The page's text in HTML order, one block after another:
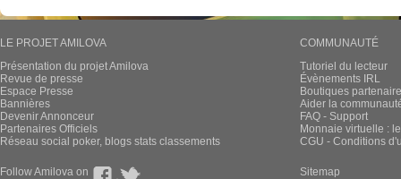
LE PROJET AMILOVA
Présentation du projet Amilova
Revue de presse
Espace Presse
Bannières
Devenir Annonceur
Partenaires Officiels
Réseau social poker, blogs stats classements
COMMUNAUTÉ
Tutoriel du lecteur
Évènements IRL
Boutiques
Aider la
FAQ - Support
Monnaie virtuelle :
CGU - Conditions
Follow Amilova on Sitemap